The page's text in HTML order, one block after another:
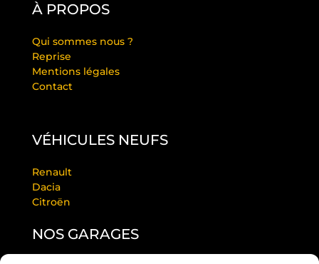
À PROPOS
Qui sommes nous ?
Reprise
Mentions légales
Contact
VÉHICULES NEUFS
Renault
Dacia
Citroën
NOS GARAGES